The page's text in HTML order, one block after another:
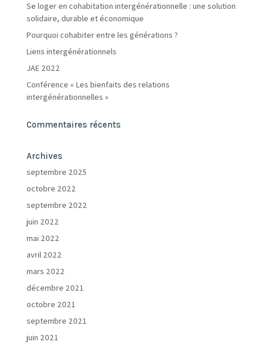
Se loger en cohabitation intergénérationnelle : une solution
solidaire, durable et économique
Pourquoi cohabiter entre les générations ?
Liens intergénérationnels
JAE 2022
Conférence « Les bienfaits des relations
intergénérationnelles »
Commentaires récents
Archives
septembre 2025
octobre 2022
septembre 2022
juin 2022
mai 2022
avril 2022
mars 2022
décembre 2021
octobre 2021
septembre 2021
juin 2021